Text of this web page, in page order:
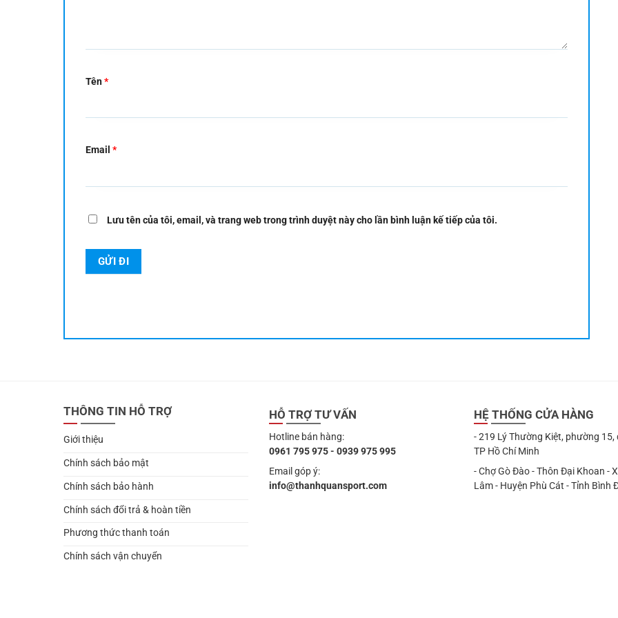
Tên*
Email *
Lưu tên của tôi, email, và trang web trong trình duyệt này cho lần bình luận kế tiếp của tôi.
THÔNG TIN HỖ TRỢ
Giới thiệu
Chính sách bảo mật
Chính sách bảo hành
Chính sách đổi trả & hoàn tiền
Phương thức thanh toán
Chính sách vận chuyển
HỖ TRỢ TƯ VẤN
Hotline bán hàng:
0961 795 975 - 0939 975 995
Email góp ý:
info@thanhquansport.com
HỆ THỐNG CỬA HÀNG
- 219 Lý Thường Kiệt, phường 15,
TP Hồ Chí Minh
- Chợ Gò Đào - Thôn Đại Khoan -
Lâm - Huyện Phù Cát - Tỉnh Bình